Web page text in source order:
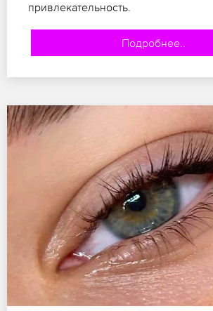
привлекательность.
Подробнее..